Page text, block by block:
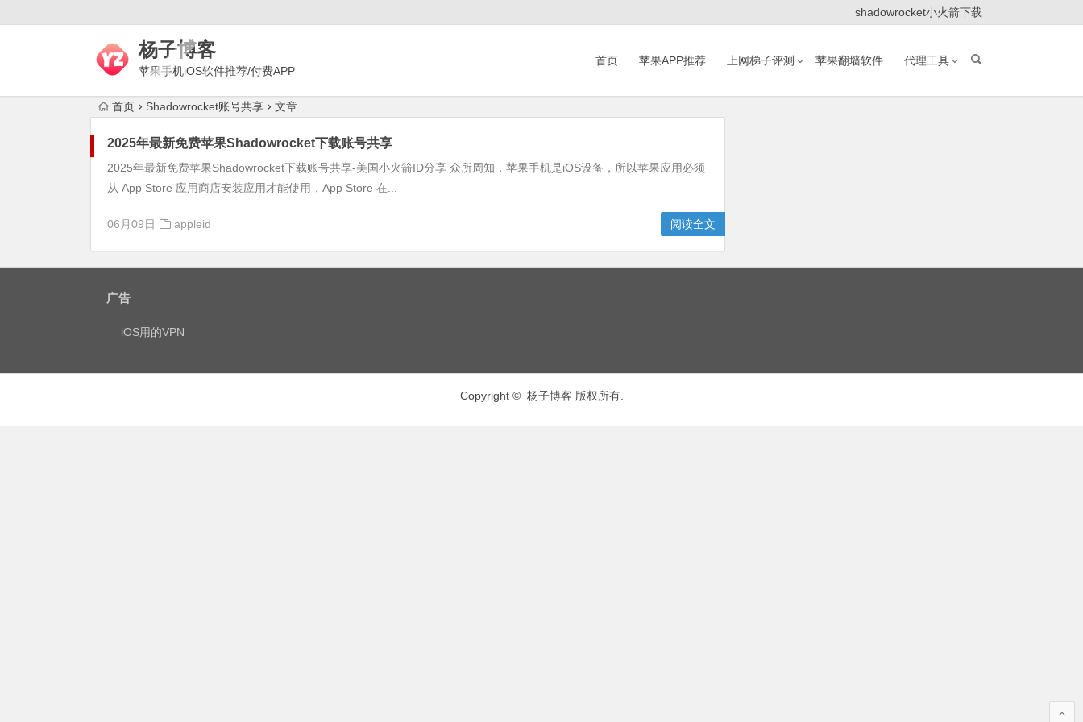
shadowrocket小火箭下载
杨子博客
苹果手机iOS软件推荐/付费APP
首页 苹果APP推荐 上网梯子评测 苹果翻墙软件 代理工具
首页 Shadowrocket账号共享 文章
2025年最新免费苹果Shadowrocket下载账号共享
2025年最新免费苹果Shadowrocket下载账号共享-美国小火箭ID分享 众所周知，苹果手机是iOS设备，所以苹果应用必须
从 App Store 应用商店安装应用才能使用，App Store 在...
06月09日 appleid 阅读全文
广告
iOS用的VPN
Copyright © 杨子博客 版权所有.